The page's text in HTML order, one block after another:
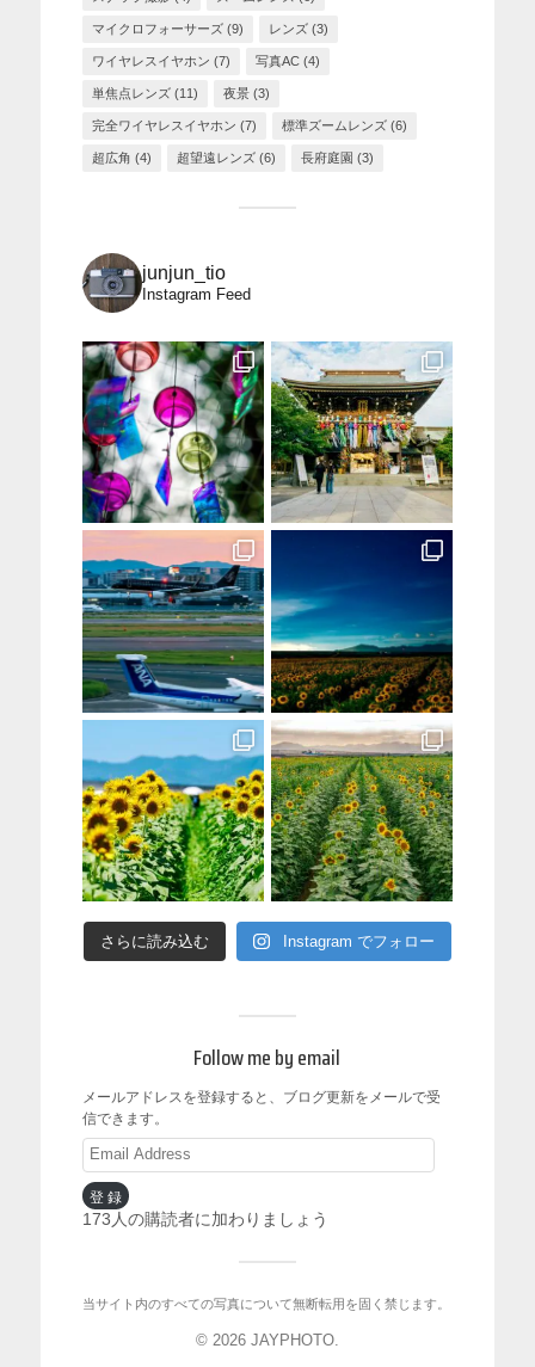
マイクロフォーサーズ(9) レンズ(3)
ワイヤレスイヤホン (7) 写真AC(4)
単焦点レンズ(11) 夜景(3)
完全ワイヤレスイヤホン (7) 標準ズームレンズ(6)
超広角 (4) 超望遠レンズ(6) 長府庭園 (3)
junjun_tio
Instagram Feed
さらに読み込む Instagram でフォロー
Follow me by email
メールアドレスを登録すると、ブログ更新をメールで受
信できます。
登録
173人の購読者に加わりましょう
当サイト内のすべての写真について無断転用を固く禁じます。
© 2026 JAYPHOTO.